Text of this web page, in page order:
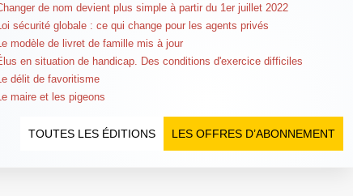
de nom devient plus simple à partir du 1er juillet 2022
Loi sécurité globale : ce qui change pour les agents privés
Le modèle de livret de famille mis à jour
en situation de handicap. Des conditions d'exercice difficiles
Le délit de favoritisme
Le maire et les pigeons
LES OFFRES D’ABONNEMENT
TOUTES LES ÉDITIONS